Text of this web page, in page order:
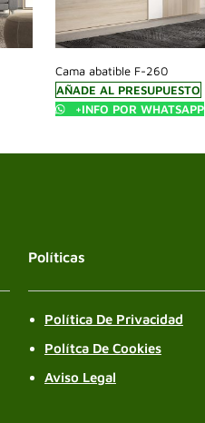
Cama abatible F-260
AÑADE AL PRESUPUESTO
+INFO POR WHATSAPP
Políticas
Política De Privacidad
Polítca De Cookies
Aviso Legal